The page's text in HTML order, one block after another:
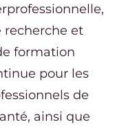
recherche et
formation
pour les
de
ainsi que